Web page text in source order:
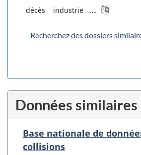
décès
industrie ...
Recherchez des dossiers
Données similaires
Base nationale de
collisions